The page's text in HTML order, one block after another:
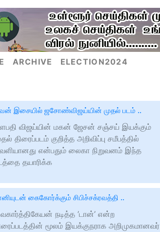
ARCHIVE ELECTION2024
இசையில் ஜசோண்விஜய்யின் முதல் படம் ..
விஜய்யின் மகன் ஜேசன் சஞ்சய் இயக்கும்
திரைப்படம் குறித்த அறிவிப்பு சமீபத்தில்
என்பதும் லைகா நிறுவனம் இந்த
தயாரிக்க
கைகோர்க்கும் சிபிச்சக்ரவத்தி ..
நடித்த ’டான்’ என்ற
மூலம் இயக்குநராக அறிமுகமானவர்